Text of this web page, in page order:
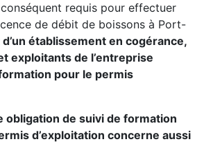
requis pour effectuer
de débit de boissons à Port-
d’un établissement en cogérance,
exploitants de l’entreprise
pour le permis
obligation de suivi de formation
d’exploitation concerne aussi